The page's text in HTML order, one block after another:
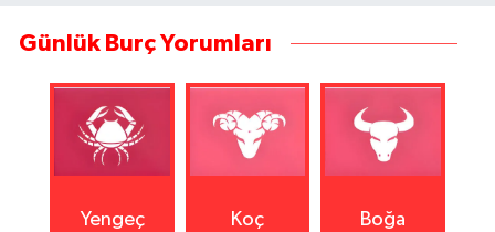
Günlük Burç Yorumları
Yengeç Koç Boğa